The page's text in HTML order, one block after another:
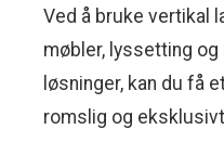
Ved å bruke vertikal
møbler, lyssetting
løsninger, kan du få
romslig og